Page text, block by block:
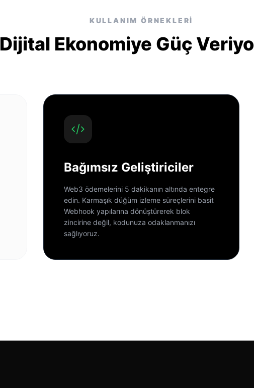
KULLANIM ÖRNEKLERI
Dijital Ekonomiye Güç
Bağımsız Geliştiriciler
Web3 ödemelerini 5 dakikanın altında entegre
edin. Karmaşık düğüm izleme süreçlerini basit
Webhook yapılarına dönüştürerek blok
zincirine değil, kodunuza odaklanmanızı
sağlıyoruz.